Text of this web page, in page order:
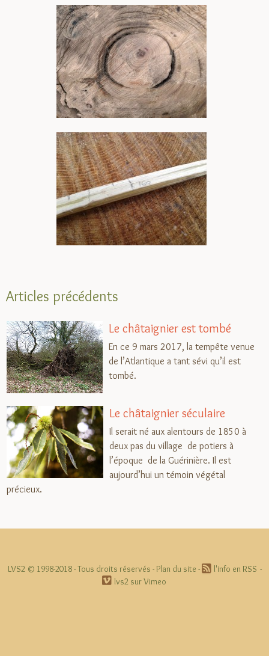
Articles précédents
Le châtaignier est tombé
En ce 9 mars 2017, la tempête venue
de l’Atlantique a tant sévi qu’il est
tombé.
Le châtaignier séculaire
Il serait né aux alentours de 1850 à
deux pas du village  de potiers à
l’époque  de la Guérinière. Il est
aujourd’hui un témoin végétal
précieux.
LVS2 © 1998-2018 -Tous droits réservés - Plan du site - l'info en RSS -
lvs2 sur Vimeo